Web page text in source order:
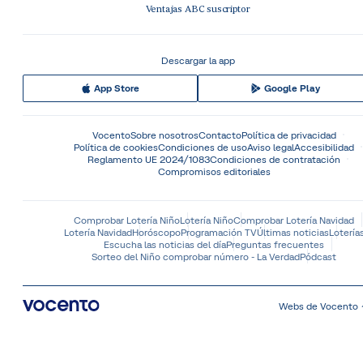
Ventajas ABC suscriptor
Descargar la app
App Store Google Play
VocentoSobre nosotrosContactoPolítica de privacidad
Política de cookiesCondiciones de usoAviso legalAccesibilidad
Reglamento UE 2024/1083Condiciones de contratación
Compromisos editoriales
Comprobar Lotería NiñoLotería NiñoComprobar Lotería Navidad
Lotería NavidadHoróscopoProgramación TVÚltimas noticias
Escucha las noticias del díaPreguntas frecuentes
Sorteo del Niño comprobar número - La VerdadPódcast
Webs de Vocento